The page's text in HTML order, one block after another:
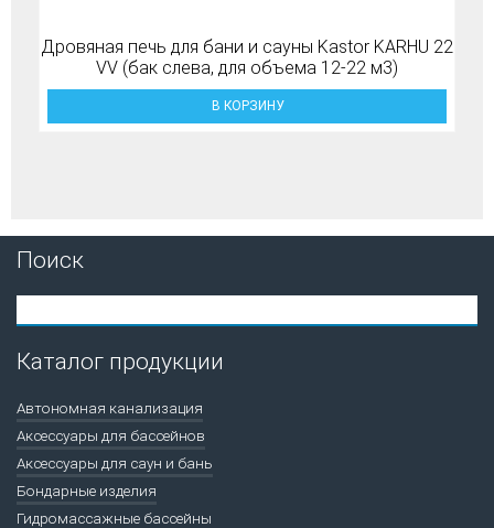
Дровяная печь для бани и сауны Kastor KARHU 22
VV (бак слева, для объема 12-22 м3)
В КОРЗИНУ
Поиск
Каталог продукции
Автономная канализация
Аксессуары для бассейнов
Аксессуары для саун и бань
Бондарные изделия
Гидромассажные бассейны